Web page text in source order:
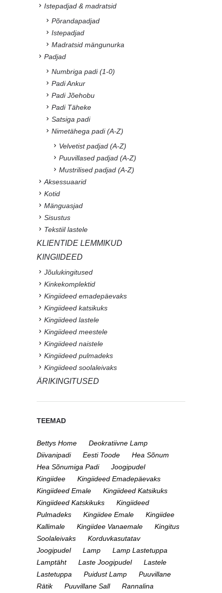
Istepadjad & madratsid
Põrandapadjad
Istepadjad
Madratsid mängunurka
Padjad
Numbriga padi (1-0)
Padi Ankur
Padi Jõehobu
Padi Täheke
Satsiga padi
Nimetähega padi (A-Z)
Velvetist padjad (A-Z)
Puuvillased padjad (A-Z)
Mustrilised padjad (A-Z)
Aksessuaarid
Kotid
Mänguasjad
Sisustus
Tekstiil lastele
KLIENTIDE LEMMIKUD
KINGIIDEED
Jõulukingitused
Kinkekomplektid
Kingiideed emadepäevaks
Kingiideed katsikuks
Kingiideed lastele
Kingiideed meestele
Kingiideed naistele
Kingiideed pulmadeks
Kingiideed soolaleivaks
ÄRIKINGITUSED
TEEMAD
Bettys Home
Deokratiivne Lamp
Diivanipadi
Eesti Toode
Hea Sõnum
Hea Sõnumiga Padi
Joogipudel
Kingiidee
Kingiideed Emadepäevaks
Kingiideed Emale
Kingiideed Katsikuks
Kingiideed Katskikuks
Kingiideed
Pulmadeks
Kingiidee Emale
Kingiidee
Kallimale
Kingiidee Vanaemale
Kingitus
Soolaleivaks
Korduvkasutatav
Joogipudel
Lamp
Lamp Lastetuppa
Lamptäht
Laste Joogipudel
Lastele
Lastetuppa
Puidust Lamp
Puuvillane
Rätik
Puuvillane Sall
Rannalina